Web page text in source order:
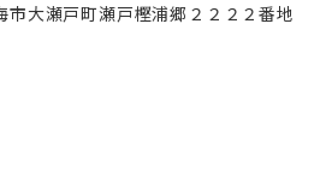
大瀬戸町瀬戸樫浦郷２２２２番地